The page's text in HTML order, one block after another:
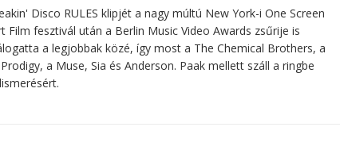
Disco RULES klipjét a nagy múltú New York-i One Screen
Film fesztivál után a Berlin Music Video Awards zsűrije is
a legjobbak közé, így most a The Chemical Brothers, a
a Muse, Sia és Anderson. Paak mellett száll a ringbe